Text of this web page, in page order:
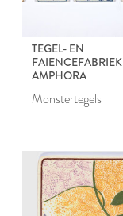
TEGEL- EN
FAIENCEFABRIEK
AMPHORA
Monstertegels